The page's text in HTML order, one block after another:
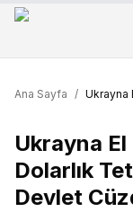
Ana Sayfa /
Ukrayna
Dolarlık
Devlet